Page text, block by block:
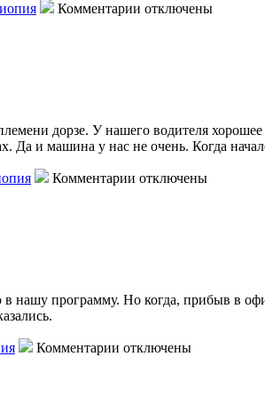
Комментарии отключены
дорзе. У нашего водителя
Да и машина у нас не очень. Когда
Комментарии отключены
нашу программу. Но когда, прибыв в
Комментарии отключены